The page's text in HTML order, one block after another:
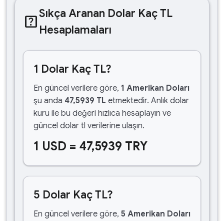
help_centerSıkça Aranan Dolar Kaç TL
Hesaplamaları
1 Dolar Kaç TL?
En güncel verilere göre, 1 Amerikan Doları
şu anda 47,5939 TL etmektedir. Anlık dolar
kuru ile bu değeri hızlıca hesaplayın ve
güncel dolar tl verilerine ulaşın.
1 USD = 47,5939 TRY
5 Dolar Kaç TL?
En güncel verilere göre, 5 Amerikan Doları